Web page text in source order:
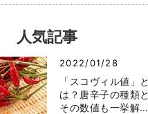
人気記事
2022/01/28
「スコヴィル値」と
は？唐辛子の種類と
その数値も一挙解…